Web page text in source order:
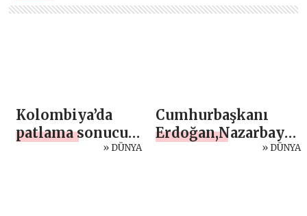
Kolombiya’da
patlama sonucu 7
» DÜNYA
Cumhurbaşkanı
Erdoğan,Nazarbayev
» DÜNYA